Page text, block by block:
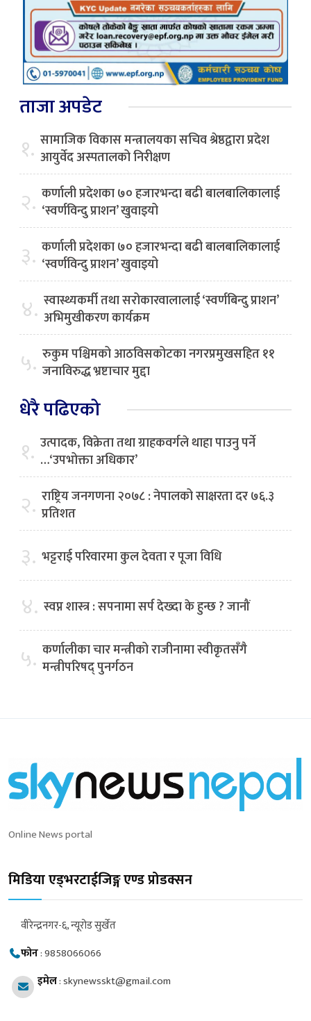
ताजा अपडेट
१. सामाजिक विकास मन्त्रालयका सचिव श्रेष्ठद्वारा प्रदेश
आयुर्वेद अस्पतालको निरीक्षण
२. कर्णाली प्रदेशका ७० हजारभन्दा बढी बालबालिकालाई
‘स्वर्णविन्दु प्राशन’ खुवाइयो
३. कर्णाली प्रदेशका ७० हजारभन्दा बढी बालबालिकालाई
‘स्वर्णविन्दु प्राशन’ खुवाइयो
४. स्वास्थ्यकर्मी तथा सरोकारवालालाई ‘स्वर्णबिन्दु प्राशन’
अभिमुखीकरण कार्यक्रम
५. रुकुम पश्चिमको आठविसकोटका नगरप्रमुखसहित ११
जनाविरुद्ध भ्रष्टाचार मुद्दा
धेरै पढिएको
१. उत्पादक, विक्रेता तथा ग्राहकवर्गले थाहा पाउनु पर्ने
…‘उपभोक्ता अधिकार’
२. राष्ट्रिय जनगणना २०७८ : नेपालको साक्षरता दर ७६.३
प्रतिशत
३. भट्टराई परिवारमा कुल देवता र पूजा विधि
४. स्वप्न शास्त्र : सपनामा सर्प देख्दा के हुन्छ ? जानौं
५. कर्णालीका चार मन्त्रीको राजीनामा स्वीकृतसँगै
मन्त्रीपरिषद् पुनर्गठन
Online News portal
मिडिया एड्भरटाईजिङ्ग एण्ड प्रोडक्सन
वीरेन्द्रनगर-६, न्यूरोड सुर्खेत
फोन:9858066066
इमेल:skynewsskt@gmail.com